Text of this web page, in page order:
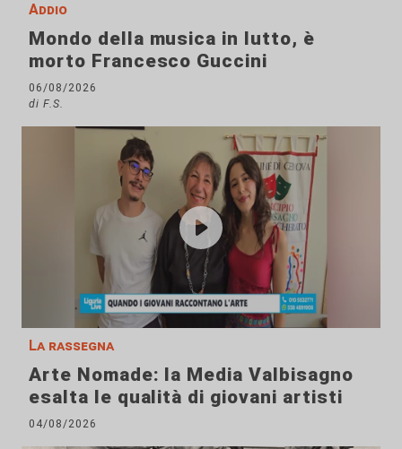
Addio
Mondo della musica in lutto, è
morto Francesco Guccini
06/08/2026
di F.S.
La rassegna
Arte Nomade: la Media Valbisagno
esalta le qualità di giovani artisti
04/08/2026